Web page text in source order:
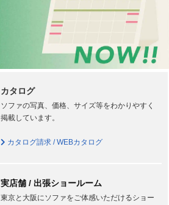
カタログ
ソファの写真、価格、サイズ等をわかりやすく
掲載しています。
カタログ請求 / WEBカタログ
実店舗 / 出張ショールーム
東京と大阪にソファをご体感いただけるショー